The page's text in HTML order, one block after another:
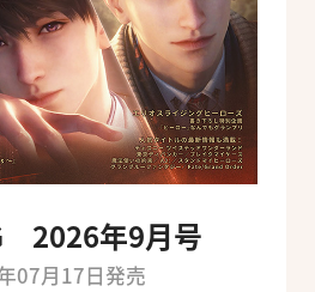
2026年9月号
07月17日発売